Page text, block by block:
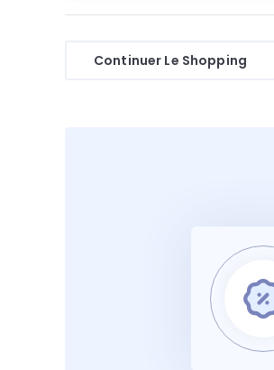
Continuer Le Shopping